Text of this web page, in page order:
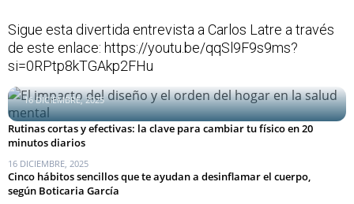
Sigue esta divertida entrevista a Carlos Latre a través
de este enlace: https://youtu.be/qqSl9F9s9ms?
si=0RPtp8kTGAkp2FHu
El impacto del diseño y el orden del hogar en la salud mental
16 DICIEMBRE, 2025
Rutinas cortas y efectivas: la clave para cambiar tu físico en 20
minutos diarios
16 DICIEMBRE, 2025
Cinco hábitos sencillos que te ayudan a desinflamar el cuerpo,
según Boticaria García